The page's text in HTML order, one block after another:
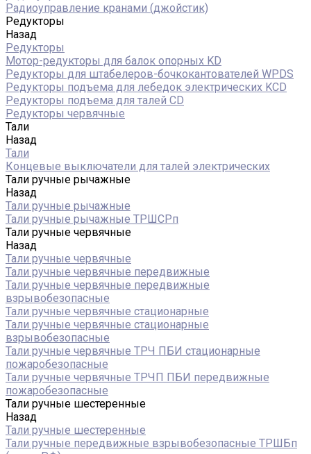
Радиоуправление кранами (джойстик)
Редукторы
Назад
Редукторы
Мотор-редукторы для балок опорных KD
Редукторы для штабелеров-бочкокантователей WPDS
Редукторы подъема для лебедок электрических KCD
Редукторы подъема для талей CD
Редукторы червячные
Тали
Назад
Тали
Концевые выключатели для талей электрических
Тали ручные рычажные
Назад
Тали ручные рычажные
Тали ручные рычажные ТРШСРп
Тали ручные червячные
Назад
Тали ручные червячные
Тали ручные червячные передвижные
Тали ручные червячные передвижные
взрывобезопасные
Тали ручные червячные стационарные
Тали ручные червячные стационарные
взрывобезопасные
Тали ручные червячные ТРЧ ПБИ стационарные
пожаробезопасные
Тали ручные червячные ТРЧП ПБИ передвижные
пожаробезопасные
Тали ручные шестеренные
Назад
Тали ручные шестеренные
Тали ручные передвижные взрывобезопасные ТРШБп